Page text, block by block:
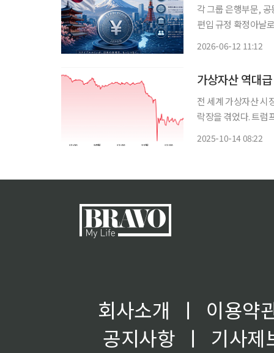
각 그룹 은행부문,
편입 규정 확정아날로그→디지털
2026-06-12 11:12
가상자산 역대
전 세계 가상자산 시
락장을 겪었다. 트럼
2025-10-14 08:22
회사소개 ㅣ
이용약
공지사항
ㅣ
기사제